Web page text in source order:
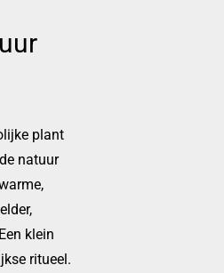
plant
natuur
klein
ritueel.